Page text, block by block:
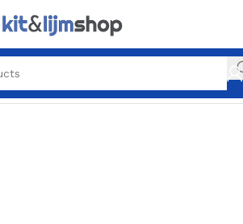
producten